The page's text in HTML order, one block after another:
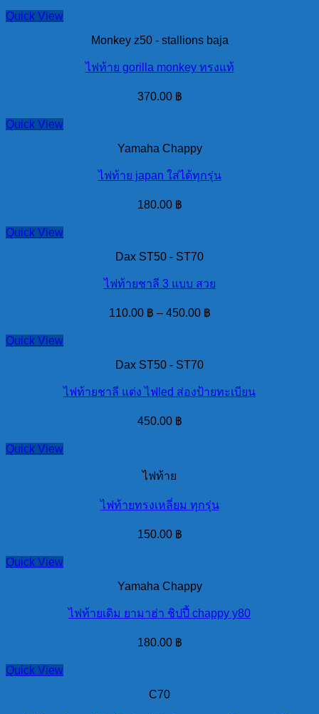
Quick View
Monkey z50 - stallions baja
ไฟท้าย gorilla monkey ทรงแท้
370.00 ฿
Quick View
Yamaha Chappy
ไฟท้าย japan ใส่ได้ทุกรุ่น
180.00 ฿
Quick View
Dax ST50 - ST70
ไฟท้ายชาลี 3 แบบ สวย
110.00 ฿ – 450.00 ฿
Quick View
Dax ST50 - ST70
ไฟท้ายชาลี แต่ง ไฟled ส่องป้ายทะเบียน
450.00 ฿
Quick View
ไฟท้าย
ไฟท้ายทรงเหลี่ยม ทุกรุ่น
150.00 ฿
Quick View
Yamaha Chappy
ไฟท้ายเดิม ยามาฮ่า ชิปปี้ chappy y80
180.00 ฿
Quick View
C70